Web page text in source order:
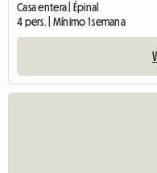
Casa entera | Épinal
4 pers. | Mínimo 1 semana